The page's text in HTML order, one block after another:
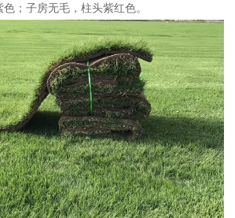
色；子房无毛，柱头紫红色。